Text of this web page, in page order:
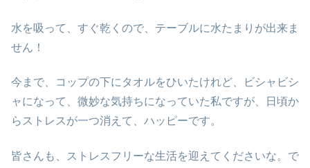
水を吸って、すぐ乾くので、テーブルに水たまりが出来ま
せん！
今まで、コップの下にタオルをひいたけれど、ビシャビシ
ャになって、微妙な気持ちになっていた私ですが、日頃か
らストレスが一つ消えて、ハッピーです。
皆さんも、ストレスフリーな生活を迎えてくださいな。で